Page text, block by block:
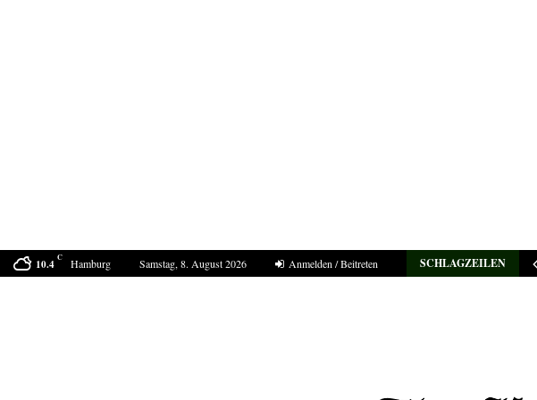
10.4 C Hamburg Samstag, 8. August 2026 Anmelden / Beitreten SCHLAGZEILEN
Bestell-Scam – eine neue Masche